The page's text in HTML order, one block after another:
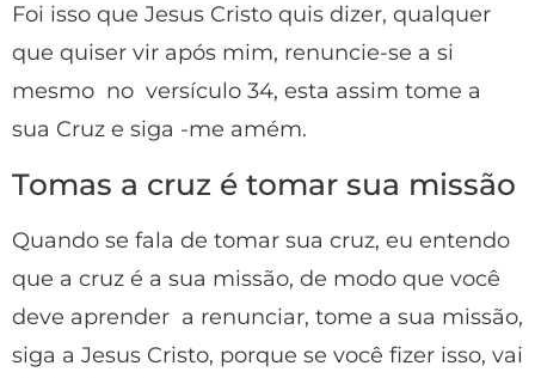
Foi isso que Jesus Cristo quis dizer, qualquer
que quiser vir após mim, renuncie-se a si
mesmo no versículo 34, esta assim tome a
sua Cruz e siga -me amém.
Tomas a cruz é tomar sua missão
Quando se fala de tomar sua cruz, eu entendo
que a cruz é a sua missão, de modo que você
deve aprender a renunciar, tome a sua missão,
siga a Jesus Cristo, porque se você fizer isso, vai